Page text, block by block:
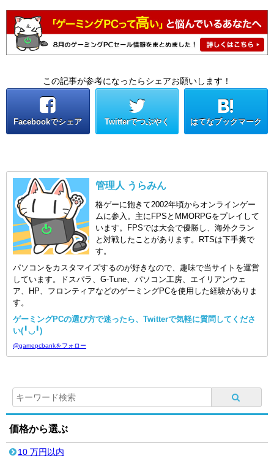
この記事が参考になったらシェアお願いします！
Facebookでシェア Twitterでつぶやく はてなブックマーク
管理人 うらみん
格ゲーに飽きて2002年頃からオンラインゲー
ムに参入。主にFPSとMMORPGをプレイして
います。FPSでは大会で優勝し、海外クラン
と対戦したことがあります。RTSは下手糞で
す。
パソコンをカスタマイズするのが好きなので、趣味で当サイトを運営
しています。ドスパラ、G-Tune、パソコン工房、エイリアンウェ
ア、HP、フロンティアなどのゲーミングPCを使用した経験がありま
す。
ゲーミングPCの選び方で迷ったら、Twitterで気軽に質問してくださ
い(╹◡╹)
@gamepcbankをフォロー
価格から選ぶ
10 万円以内